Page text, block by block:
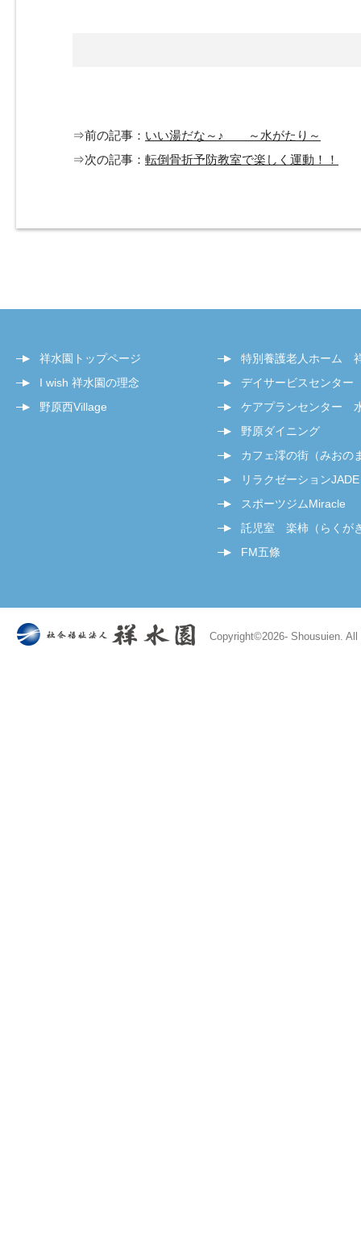
⇒前の記事： いい湯だな～♪ ～水がたり～
⇒次の記事： 転倒骨折予防教室で楽しく運動！！
祥水園トップページ
I wish 祥水園の理念
野原西Village
特別養護老人ホーム
デイサービスセンタ
ケアプランセンター
野原ダイニング
カフェ澪の街（みおの
リラクゼーションJADE
スポーツジムMiracle
託児室 楽柿（らくが
FM五條
Copyright©2026- Shousuien.